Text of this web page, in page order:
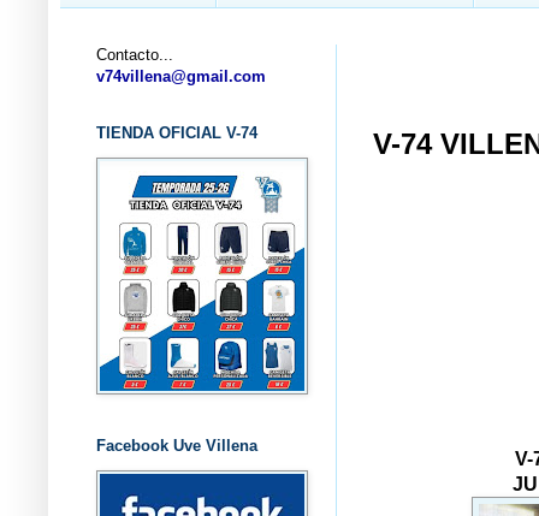
V-74
V-
Contacto...
v74villena@gmail.com
TIENDA OFICIAL V-74
Facebook Uve Villena